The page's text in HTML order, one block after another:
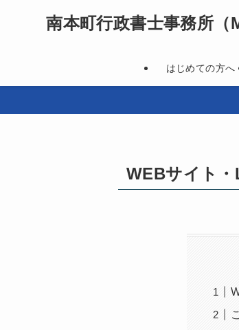
南本町行政書士事務所
はじめての方へ
WEBサイト